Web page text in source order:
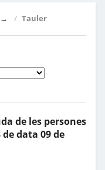
→
Tauler
de les persones
de data 09 de